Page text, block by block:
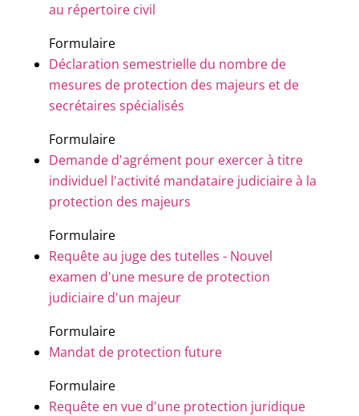
au répertoire civil
Formulaire
Déclaration semestrielle du nombre de
mesures de protection des majeurs et de
secrétaires spécialisés
Formulaire
Demande d'agrément pour exercer à titre
individuel l'activité mandataire judiciaire à la
protection des majeurs
Formulaire
Requête au juge des tutelles - Nouvel
examen d'une mesure de protection
judiciaire d'un majeur
Formulaire
Mandat de protection future
Formulaire
Requête en vue d'une protection juridique